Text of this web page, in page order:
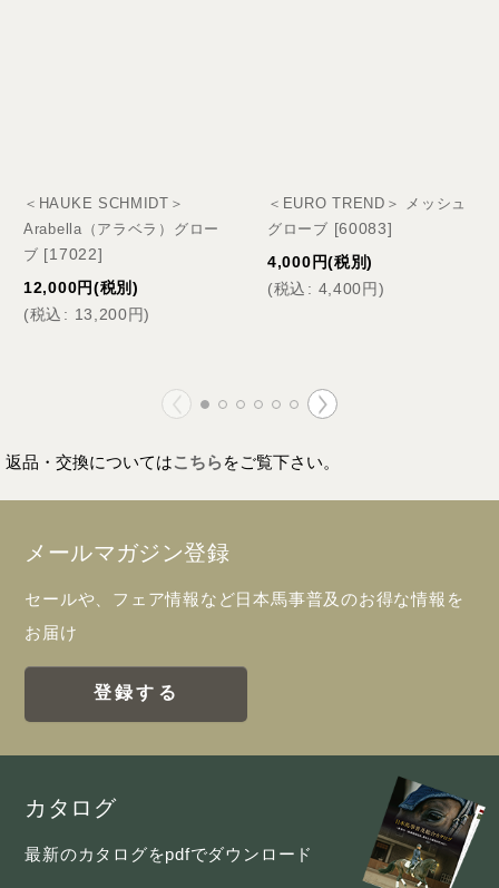
＜HAUKE SCHMIDT＞
Arabella（アラベラ）グロー
ブ [17022]
12,000円(税別)
(税込 : 13,200円)
＜EURO TREND＞ メッシュ
グローブ [60083]
4,000 円(税別)
(税込 : 4,400円)
返品・交換についてはこちらをご覧下さい。
メールマガジン登録
セールや、フェア情報など日本馬事普及のお得な情報を
お届け
登録する
カタログ
最新のカタログをpdfでダウンロード